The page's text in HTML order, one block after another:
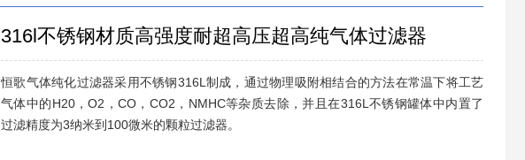
316l不锈钢材质高强度耐超高压超高纯气体过滤器
恒歌气体纯化过滤器采用不锈钢316L制成，通过物理吸附相结合的方法在常温下将工艺
气体中的H20，O2，CO，CO2，NMHC等杂质去除，并且在316L不锈钢罐体中内置了
过滤精度为3纳米到100微米的颗粒过滤器。